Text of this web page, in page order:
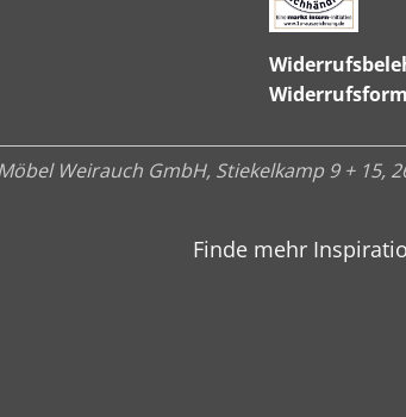
Weirauch GmbH, Stiekelkamp 9 + 15,
Finde mehr